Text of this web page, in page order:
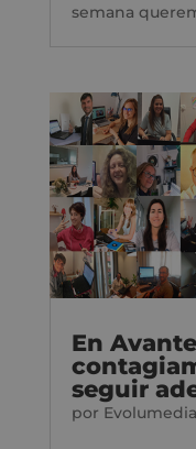
semana
En
seguir
por Evolumedia